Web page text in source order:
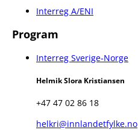
Interreg A/ENI
Program
Interreg Sverige-Norge
Helmik Slora Kristiansen
+47 47 02 86 18
helkri@innlandetfylke.no